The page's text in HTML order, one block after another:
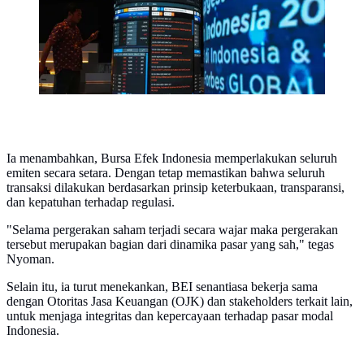
Ia menambahkan, Bursa Efek Indonesia memperlakukan seluruh
emiten secara setara. Dengan tetap memastikan bahwa seluruh
transaksi dilakukan berdasarkan prinsip keterbukaan, transparansi,
dan kepatuhan terhadap regulasi.
"Selama pergerakan saham terjadi secara wajar maka pergerakan
tersebut merupakan bagian dari dinamika pasar yang sah," tegas
Nyoman.
Selain itu, ia turut menekankan, BEI senantiasa bekerja sama
dengan Otoritas Jasa Keuangan (OJK) dan stakeholders terkait lain,
untuk menjaga integritas dan kepercayaan terhadap pasar modal
Indonesia.